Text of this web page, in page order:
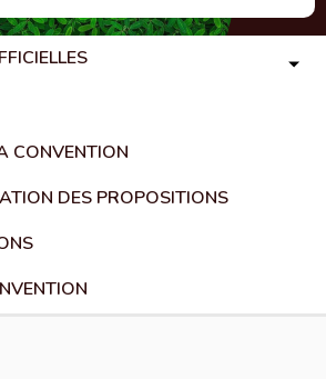
CONVENTION
DES PROPOSITIONS